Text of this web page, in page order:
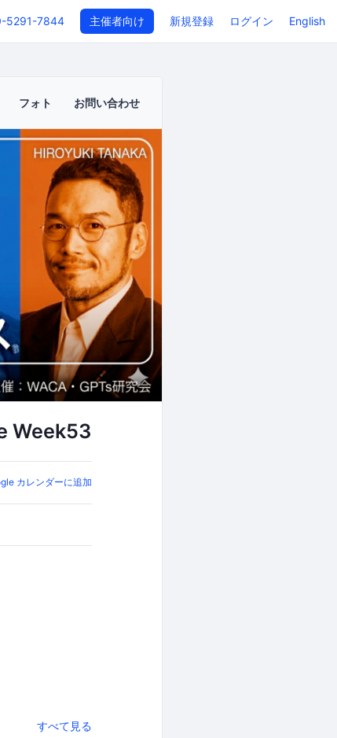
5291-7844 主催者向け 新規登録 ログイン English
フォト お問い合わせ
Week53
カレンダーに追加
すべて見る